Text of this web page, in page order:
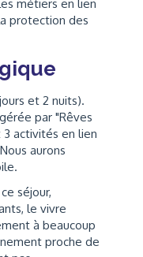
métiers en lien
protection des
et 2 nuits).
par "Rêves
activités en lien
aurons
séjour,
le vivre
à beaucoup
proche de